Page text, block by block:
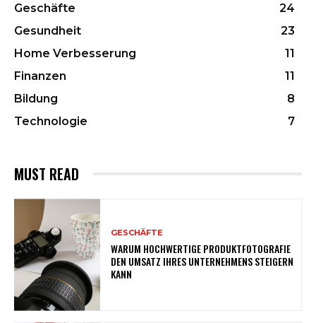
Geschäfte
24
Gesundheit
23
Home Verbesserung
11
Finanzen
11
Bildung
8
Technologie
7
MUST READ
GESCHÄFTE
WARUM HOCHWERTIGE PRODUKTFOTOGRAFIE
DEN UMSATZ IHRES UNTERNEHMENS STEIGERN
KANN